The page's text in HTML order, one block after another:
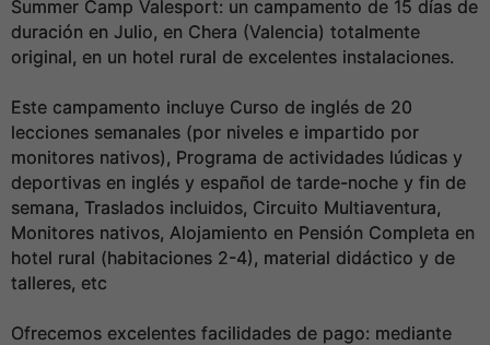
Summer Camp Valesport: un campamento de 15 días de
duración en Julio, en Chera (Valencia) totalmente
original, en un hotel rural de excelentes instalaciones.
Este campamento incluye Curso de inglés de 20
lecciones semanales (por niveles e impartido por
monitores nativos), Programa de actividades lúdicas y
deportivas en inglés y español de tarde-noche y fin de
semana, Traslados incluidos, Circuito Multiaventura,
Monitores nativos, Alojamiento en Pensión Completa en
hotel rural (habitaciones 2-4), material didáctico y de
talleres, etc
Ofrecemos excelentes facilidades de pago: mediante